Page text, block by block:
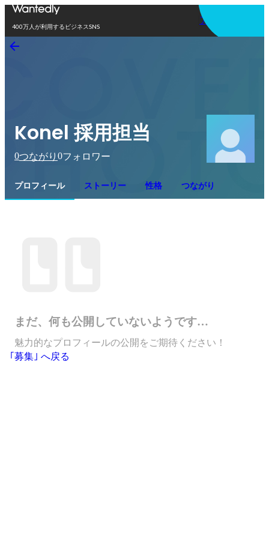
400万人が利用するビジネスSNS
アプリを使う
Konel 採用担当
0つながり 0フォロワー
プロフィール ストーリー 性格 つながり
まだ、何も公開していないようです…
魅力的なプロフィールの公開をご期待ください！
｢募集｣ へ戻る